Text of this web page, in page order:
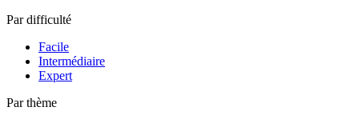
Par difficulté
Facile
Intermédiaire
Expert
Par thème